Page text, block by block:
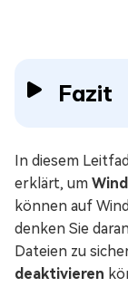
Fazit
In diesem
erklärt, um
können auf
denken Sie
Dateien zu
deaktivieren